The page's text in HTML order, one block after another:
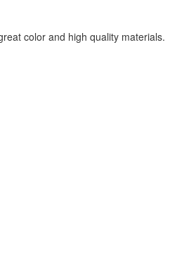
color and high quality materials.